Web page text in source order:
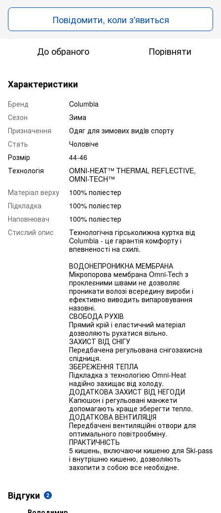
Повідомити, коли з'явиться
До обраного Порівняти
Характеристики
Бренд
Columbia
Сезон
Зима
Призначення
Одяг для зимових видiв спорту
Стать
Чоловіче
Розмір
44-46
Технологія
OMNI-HEAT™ THERMAL REFLECTIVE,
OMNI-TECH™
Матеріал верху
100% поліестер
Підкладка
100% поліестер
Наповнювач
100% поліестер
Стислий опис
Технологічна гірськолижна куртка від
Columbia - це гарантія комфорту і
впевненості на схилі.
ВОДОНЕПРОНИКНА МЕМБРАНА
Мікропорова мембрана Omni-Tech з
проклеєними швами не дозволяє
проникати волозі всередину вироби і
ефективно виводить випаровування
назовні.
СВОБОДА РУХІВ
Прямий крій і еластичний матеріал
дозволяють рухатися вільно.
ЗАХИСТ ВІД СНІГУ
Передбачена регульована снігозахисна
спідниця.
ЗБЕРЕЖЕННЯ ТЕПЛА
Підкладка з технологією Omni-Heat
надійно захищає від холоду.
ДОДАТКОВА ЗАХИСТ ВІД НЕГОДИ
Капюшон і регульовані манжети
допомагають краще зберегти тепло.
ДОДАТКОВА ВЕНТИЛЯЦІЯ
Передбачені вентиляційні отвори для
оптимального повітрообміну.
ПРАКТИЧНІСТЬ
5 кишень, включаючи кишеню для Ski-pass
і внутрішню кишеню, дозволяють
захопити з собою все необхідне.
Відгуки 2